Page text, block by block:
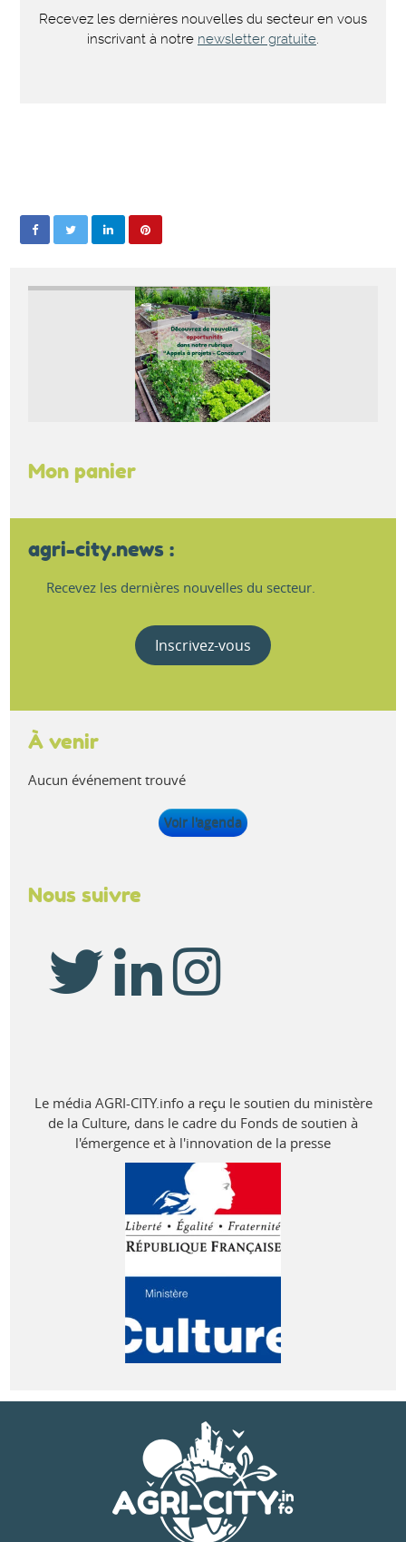
Recevez les dernières nouvelles du secteur en vous
inscrivant à notre newsletter gratuite.
Mon panier
agri-city.news :
Recevez les dernières nouvelles du secteur.
Inscrivez-vous
À venir
Aucun événement trouvé
Voir l'agenda
Nous suivre
Le média AGRI-CITY.info a reçu le soutien du ministère
de la Culture, dans le cadre du Fonds de soutien à
l'émergence et à l'innovation de la presse